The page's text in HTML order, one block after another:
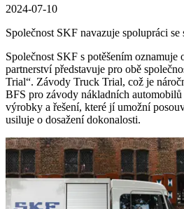
2024-07-10
Společnost SKF navazuje spolupráci
Společnost SKF s potěšením
partnerství představuje pro obě
Trial“. Závody Truck Trial, což je
BFS pro závody nákladních
výrobky a řešení, které jí umožní
usiluje o dosažení dokonalosti.